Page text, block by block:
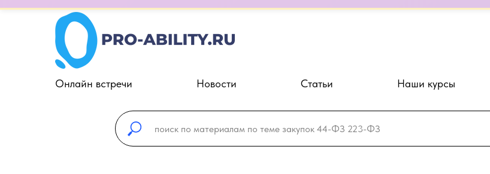
⏱️ 300 секунд на Госзаказ — экспертные онлайн-встречи
Онлайн встречи Новости Статьи Наши курсы